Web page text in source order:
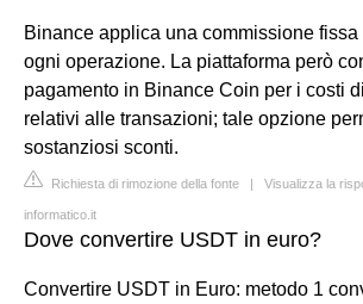
Binance applica una commissione fissa
ogni operazione. La piattaforma però
pagamento in Binance Coin per i costi
relativi alle transazioni; tale opzione
sostanziosi sconti.
Richiesta di rimozione della fonte | Visualizza la
informatico.it
Dove convertire USDT in euro?
Convertire USDT in Euro: metodo 1